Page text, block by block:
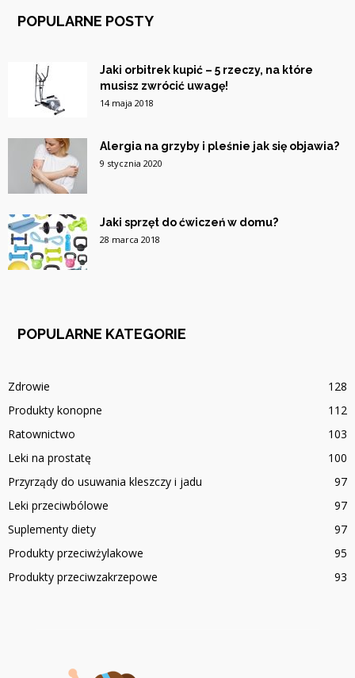
POPULARNE POSTY
Jaki orbitrek kupić – 5 rzeczy, na które
musisz zwrócić uwagę!
14 maja 2018
Alergia na grzyby i pleśnie jak się objawia?
9 stycznia 2020
Jaki sprzęt do ćwiczeń w domu?
28 marca 2018
POPULARNE KATEGORIE
Zdrowie
128
Produkty konopne
112
Ratownictwo
103
Leki na prostatę
100
Przyrządy do usuwania kleszczy i jadu
97
Leki przeciwbólowe
97
Suplementy diety
97
Produkty przeciwżylakowe
95
Produkty przeciwzakrzepowe
93